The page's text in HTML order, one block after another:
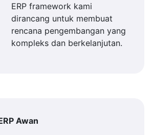
ERP framework kami
dirancang untuk membuat
rencana pengembangan yang
kompleks dan berkelanjutan.
Awan